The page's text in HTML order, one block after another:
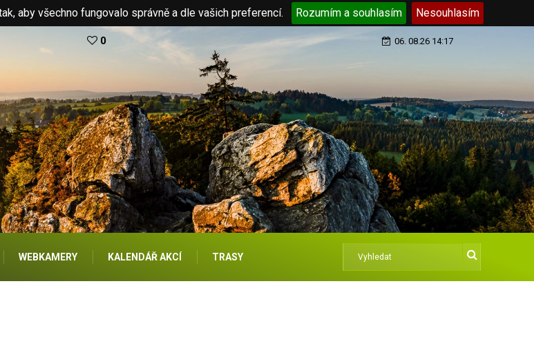
aby všechno fungovalo správně a dle vašich preferencí. Rozumím a souhlasím Nesouhlasím
0 06. 08.26 14:17
WEBKAMERY KALENDÁŘ AKCÍ TRASY